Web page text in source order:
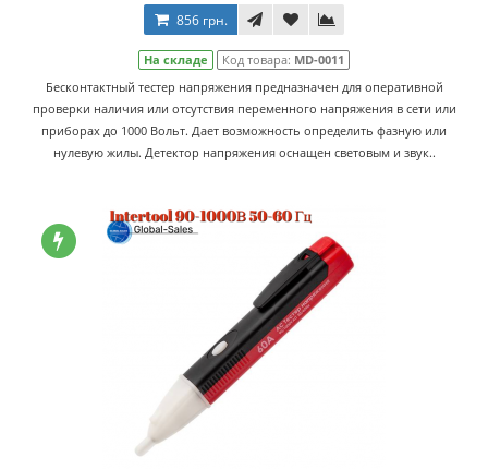
856 грн.
На складе Код товара: MD-0011
Бесконтактный тестер напряжения предназначен для оперативной
проверки наличия или отсутствия переменного напряжения в сети или
приборах до 1000 Вольт. Дает возможность определить фазную или
нулевую жилы. Детектор напряжения оснащен световым и звук..